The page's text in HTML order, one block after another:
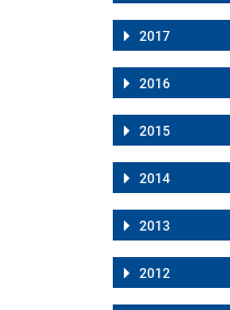
2017
2016
2015
2014
2013
2012